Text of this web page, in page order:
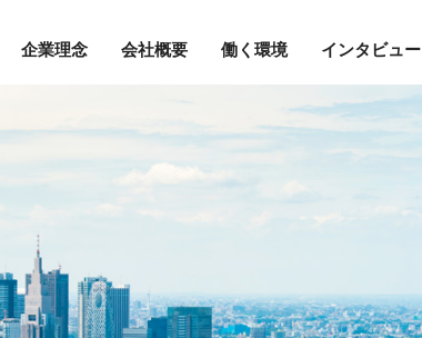
企業理念 会社概要 働く環境 インタビュー